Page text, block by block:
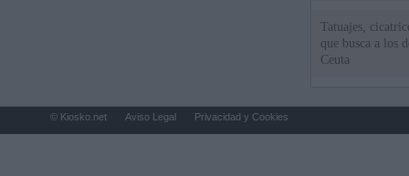
Tatuajes,
que busca a los
Ceuta
© Kiosko.net Aviso Legal Privacidad y Cookies